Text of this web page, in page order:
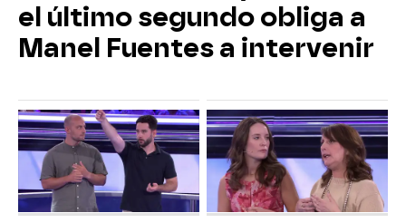
el último segundo obliga a
Manel Fuentes a intervenir